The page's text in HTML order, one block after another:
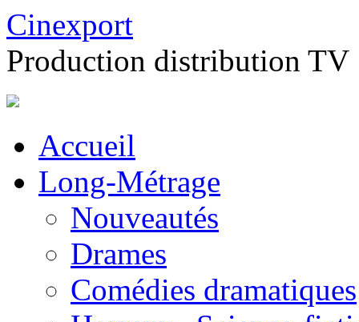
Cinexport
Production distribution TV
Accueil
Long-Métrage
Nouveautés
Drames
Comédies dramatiques